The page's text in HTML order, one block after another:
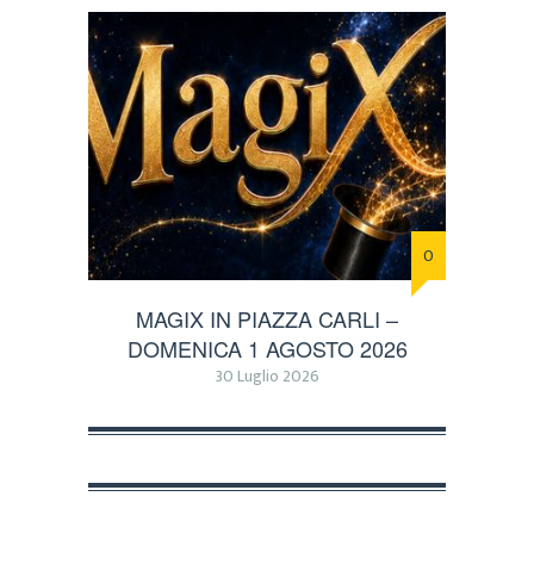
0
MAGIX IN PIAZZA CARLI –
DOMENICA 1 AGOSTO 2026
30 Luglio 2026